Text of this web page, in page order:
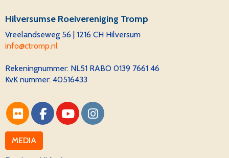
Hilversumse Roeivereniging Tromp
Vreelandseweg 56 | 1216 CH Hilversum
ofni@ctromp.nl
Rekeningnummer: NL51 RABO 0139 7661 46
KvK nummer: 40516433
MEDIA